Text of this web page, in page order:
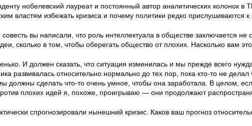
нобелевский лауреат и постоянный автор аналитических колонок в
властям избежать кризиса и почему политики редко прислушиваются к
вы написали, что роль интеллектуала в обществе заключается не
сколько в том, чтобы оберегать общество от плохих. Насколько вам
И должен сказать, что ситуация изменилась и мы прежде всего
развивалась относительно нормально до тех пор, пока кто-то не делал
должны сделать что-то очень умное, чтобы она заработала. В целом,
плохих идей я, похоже, проигрываю — они продолжают
спрогнозировали нынешний кризис. Каков ваш прогноз